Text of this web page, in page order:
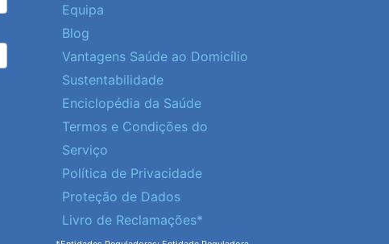
Equipa
Blog
Vantagens Saúde ao Domicílio
Sustentabilidade
Enciclopédia da Saúde
Termos e Condições do
Serviço
Política de Privacidade
Proteção de Dados
Livro de Reclamações*